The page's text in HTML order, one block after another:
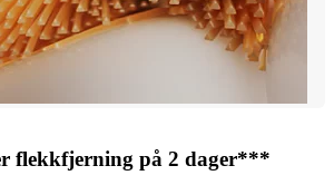
flekkfjerning på 2 dager***